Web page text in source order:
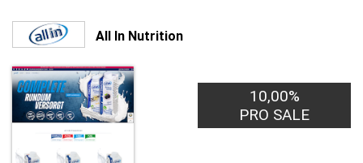
All In Nutrition
10,00%
PRO SALE